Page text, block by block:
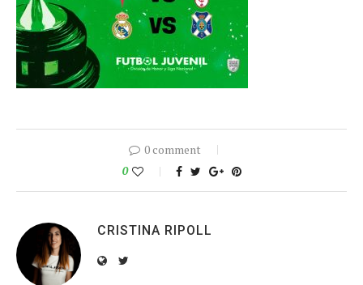
0 comment
0
CRISTINA RIPOLL